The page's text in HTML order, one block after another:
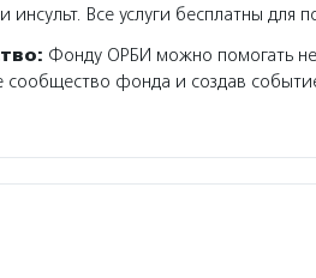
Все услуги бесплатны для
Фонду ОРБИ можно помогать
сообщество фонда и создав